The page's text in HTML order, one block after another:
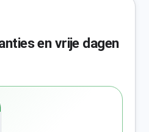
en vrije dagen